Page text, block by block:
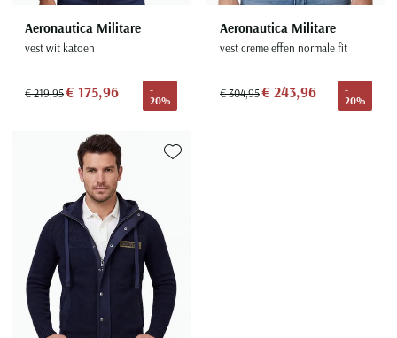
Aeronautica Militare
vest wit katoen
€ 219,95€ 175,96
-
20%
Aeronautica Militare
vest creme effen normale fit
€ 304,95€ 243,96
-
20%